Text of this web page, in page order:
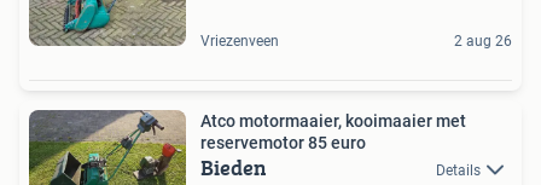
Vriezenveen 2 aug 26
Atco motormaaier, kooimaaier met
reservemotor 85 euro
Bieden Details